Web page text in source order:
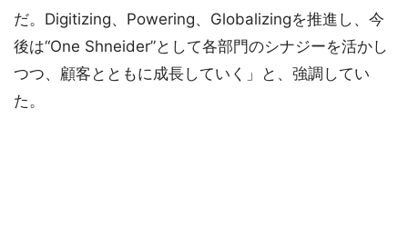
だ。Digitizing、Powering、Globalizingを推進し、今
後は“One Shneider”として各部門のシナジーを活かし
つつ、顧客とともに成長していく」と、強調してい
た。